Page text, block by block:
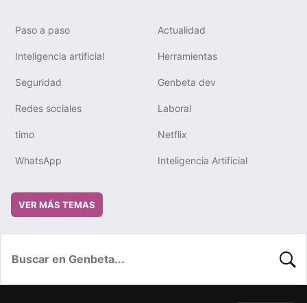
Paso a paso Actualidad
Inteligencia artificial Herramientas
Seguridad Genbeta dev
Redes sociales Laboral
timo Netflix
WhatsApp Inteligencia Artificial
VER MÁS TEMAS